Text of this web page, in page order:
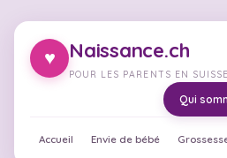
♥ Naissance.ch
POUR LES PARENTS EN SUISSE
Accueil Envie de bébé
Qui